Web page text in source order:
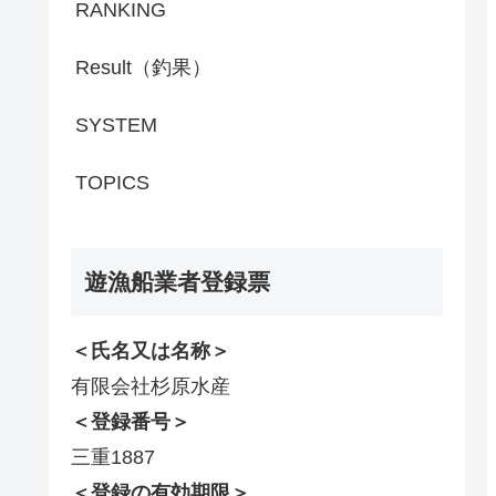
RANKING
Result（釣果）
SYSTEM
TOPICS
遊漁船業者登録票
＜氏名又は名称＞
有限会社杉原水産
＜登録番号＞
三重1887